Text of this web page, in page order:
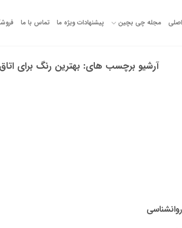
مجله چی بچین پیشنهادات ویژه ما تماس با ما
آرشیو برچسب های: بهترین رنگ برای